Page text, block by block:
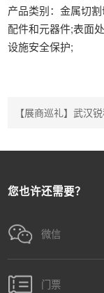
产品类别：金属切
配件和元器件;表面
设施安全保护;
您也许还需要？
微信
门票